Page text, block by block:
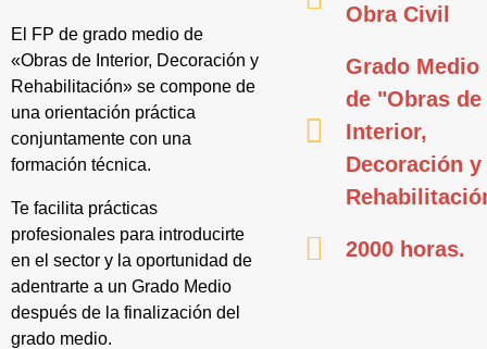
El FP de grado medio de
«Obras de Interior, Decoración y
Rehabilitación» se compone de
una orientación práctica
conjuntamente con una
formación técnica.
Te facilita prácticas
profesionales para introducirte
en el sector y la oportunidad de
adentrarte a un Grado Medio
después de la finalización del
grado medio.
Obra Civil
Grado Medio
de "Obras de
Interior,
Decoración y
2000 horas.